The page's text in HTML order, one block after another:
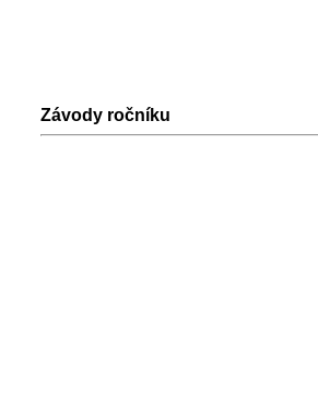
Závody ročníku